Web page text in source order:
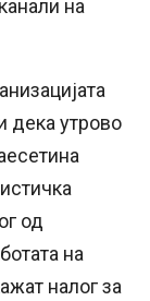
на
дека утрово
од
на
налог за